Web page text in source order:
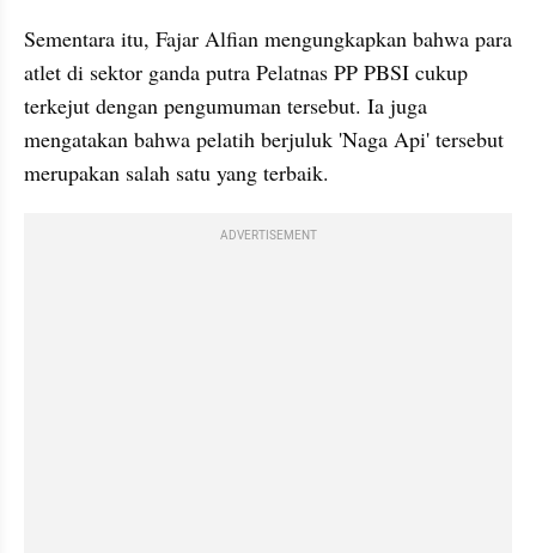
Sementara itu, Fajar Alfian mengungkapkan bahwa para
atlet di sektor ganda putra Pelatnas PP PBSI cukup
terkejut dengan pengumuman tersebut. Ia juga
mengatakan bahwa pelatih berjuluk 'Naga Api' tersebut
merupakan salah satu yang terbaik.
ADVERTISEMENT